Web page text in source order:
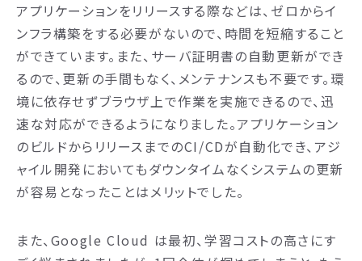
アプリケーションをリリースする際などは、ゼロからイ
ンフラ構築をする必要がないので、時間を短縮すること
ができています。また、サーバ証明書の自動更新ができ
るので、更新の手間もなく、メンテナンスも不要です。環
境に依存せずブラウザ上で作業を実施できるので、迅
速な対応ができるようになりました。アプリケーション
のビルドからリリースまでのCI/CDが自動化でき、アジ
ャイル開発においてもダウンタイムなくシステムの更新
が容易となったことはメリットでした。
また、Google Cloud は最初、学習コストの高さにす